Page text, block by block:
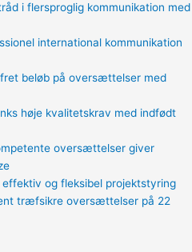
i flersproglig kommunikation med
international kommunikation
beløb på oversættelser med
høje kvalitetskrav med indfødt
oversættelser giver
effektiv og fleksibel projektstyring
træfsikre oversættelser på 22